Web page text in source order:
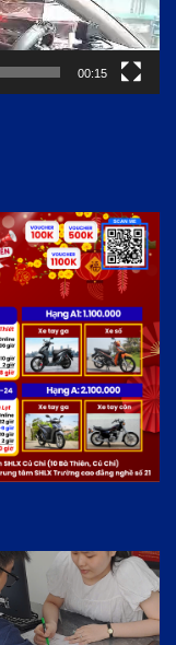
00:15